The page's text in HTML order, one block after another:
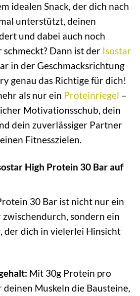
idealen Snack, der dich nach
unterstützt, deinen
und dabei auch noch
Dann ist der Isostar
in der Geschmacksrichtung
genau das Richtige für dich!
als nur ein Proteinriegel –
Motivationsschub, dein
dein zuverlässiger Partner
Fitnesszielen.
High Protein 30 Bar auf
30 Bar ist nicht nur ein
zwischendurch, sondern ein
der dich in vielerlei Hinsicht
Mit 30g Protein pro
Muskeln die Bausteine,